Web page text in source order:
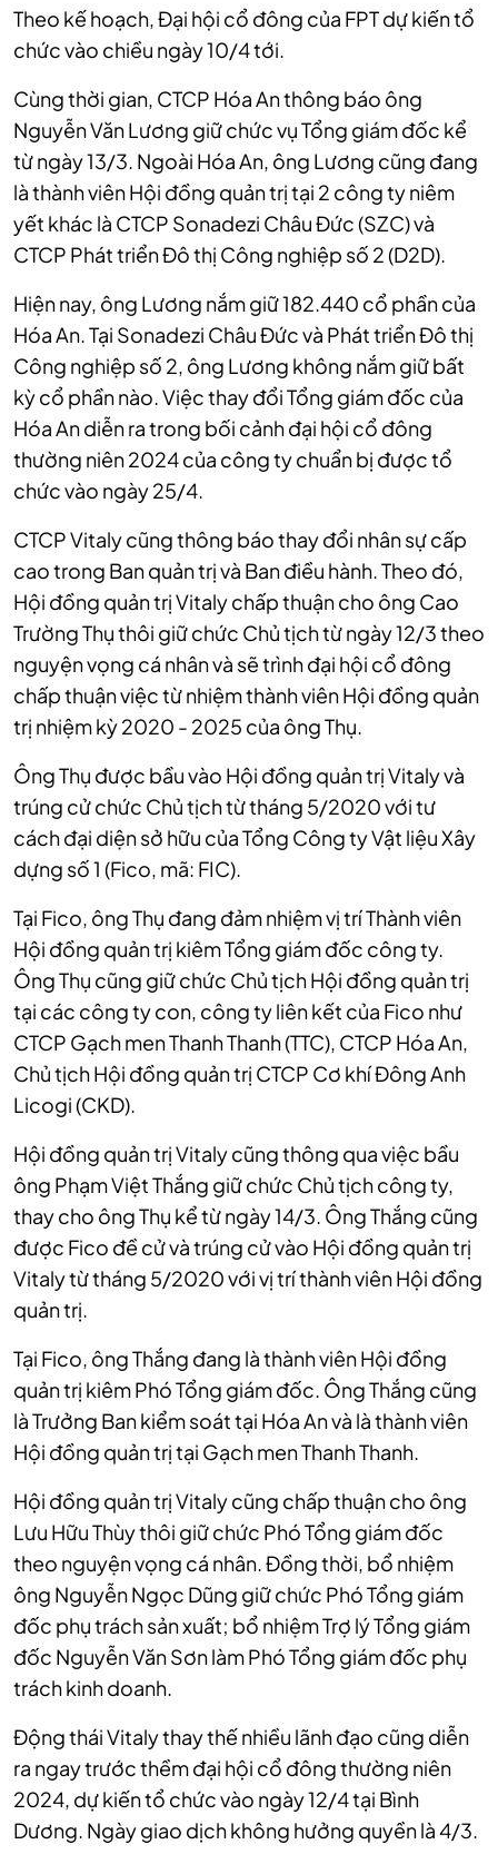
Theo kế hoạch, Đại hội cổ đông của FPT dự kiến tổ
chức vào chiều ngày 10/4 tới.
Cùng thời gian, CTCP Hóa An thông báo ông
Nguyễn Văn Lương giữ chức vụ Tổng giám đốc kể
từ ngày 13/3. Ngoài Hóa An, ông Lương cũng đang
là thành viên Hội đồng quản trị tại 2 công ty niêm
yết khác là CTCP Sonadezi Châu Đức (SZC) và
CTCP Phát triển Đô thị Công nghiệp số 2 (D2D).
Hiện nay, ông Lương nắm giữ 182.440 cổ phần của
Hóa An. Tại Sonadezi Châu Đức và Phát triển Đô thị
Công nghiệp số 2, ông Lương không nắm giữ bất
kỳ cổ phần nào. Việc thay đổi Tổng giám đốc của
Hóa An diễn ra trong bối cảnh đại hội cổ đông
thường niên 2024 của công ty chuẩn bị được tổ
chức vào ngày 25/4.
CTCP Vitaly cũng thông báo thay đổi nhân sự cấp
cao trong Ban quản trị và Ban điều hành. Theo đó,
Hội đồng quản trị Vitaly chấp thuận cho ông Cao
Trường Thụ thôi giữ chức Chủ tịch từ ngày 12/3 theo
nguyện vọng cá nhân và sẽ trình đại hội cổ đông
chấp thuận việc từ nhiệm thành viên Hội đồng quản
trị nhiệm kỳ 2020 - 2025 của ông Thụ.
Ông Thụ được bầu vào Hội đồng quản trị Vitaly và
trúng cử chức Chủ tịch từ tháng 5/2020 với tư
cách đại diện sở hữu của Tổng Công ty Vật liệu Xây
dựng số 1 (Fico, mã: FIC).
Tại Fico, ông Thụ đang đảm nhiệm vị trí Thành viên
Hội đồng quản trị kiêm Tổng giám đốc công ty.
Ông Thụ cũng giữ chức Chủ tịch Hội đồng quản trị
tại các công ty con, công ty liên kết của Fico như
CTCP Gạch men Thanh Thanh (TTC), CTCP Hóa An,
Chủ tịch Hội đồng quản trị CTCP Cơ khí Đông Anh
Licogi (CKD).
Hội đồng quản trị Vitaly cũng thông qua việc bầu
ông Phạm Việt Thắng giữ chức Chủ tịch công ty,
thay cho ông Thụ kể từ ngày 14/3. Ông Thắng cũng
được Fico đề cử và trúng cử vào Hội đồng quản trị
Vitaly từ tháng 5/2020 với vị trí thành viên Hội đồng
quản trị.
Tại Fico, ông Thắng đang là thành viên Hội đồng
quản trị kiêm Phó Tổng giám đốc. Ông Thắng cũng
là Trưởng Ban kiểm soát tại Hóa An và là thành viên
Hội đồng quản trị tại Gạch men Thanh Thanh.
Hội đồng quản trị Vitaly cũng chấp thuận cho ông
Lưu Hữu Thùy thôi giữ chức Phó Tổng giám đốc
theo nguyện vọng cá nhân. Đồng thời, bổ nhiệm
ông Nguyễn Ngọc Dũng giữ chức Phó Tổng giám
đốc phụ trách sản xuất; bổ nhiệm Trợ lý Tổng giám
đốc Nguyễn Văn Sơn làm Phó Tổng giám đốc phụ
trách kinh doanh.
Động thái Vitaly thay thế nhiều lãnh đạo cũng diễn
ra ngay trước thềm đại hội cổ đông thường niên
2024, dự kiến tổ chức vào ngày 12/4 tại Bình
Dương. Ngày giao dịch không hưởng quyền là 4/3.